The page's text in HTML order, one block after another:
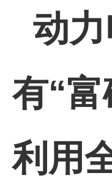
动
有“
利用